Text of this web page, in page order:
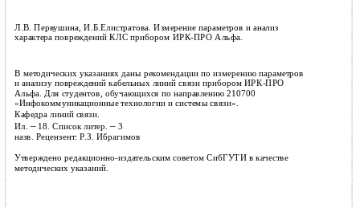
Л.В. Первушина, И.Б.Елистратова. Измерение параметров и анализ
характера повреждений КЛС прибором ИРК-ПРО Альфа.
В методических указаниях даны рекомендации по измерению параметров
и анализу повреждений кабельных линий связи прибором ИРК-ПРО
Альфа. Для студентов, обучающихся по направлению 210700
«Инфокоммуникационные технологии и системы связи».
Кафедра линий связи.
Ил. – 18. Список литер.– 3
назв. Рецензент: Р.З. Ибрагимов
Утверждено редакционно-издательским советом СибГУТИ в качестве
методических указаний.